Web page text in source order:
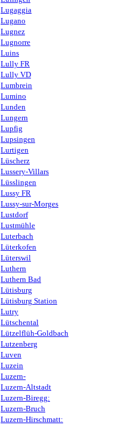
Lugaggia
Lugano
Lugnez
Lugnorre
Luins
Lully FR
Lully VD
Lumbrein
Lumino
Lunden
Lungern
Lupfig
Lupsingen
Lurtigen
Lüscherz
Lussery-Villars
Lüsslingen
Lussy FR
Lussy-sur-Morges
Lustdorf
Lustmühle
Luterbach
Lüterkofen
Lüterswil
Luthern
Luthern Bad
Lütisburg
Lütisburg Station
Lutry
Lütschental
Lützelflüh-Goldbach
Lutzenberg
Luven
Luzein
Luzern-
Luzern-Altstadt
Luzern-Biregg:
Luzern-Bruch
Luzern-Hirschmatt: